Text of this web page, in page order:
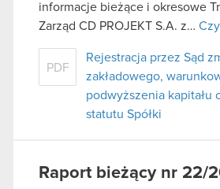
informacje bieżące i okresowe
Zarząd CD PROJEKT S.A. z…
PDF
Rejestracja przez Sąd
zakładowego,
podwyższenia kapitału
statutu Spółki
Raport bieżący nr 22/